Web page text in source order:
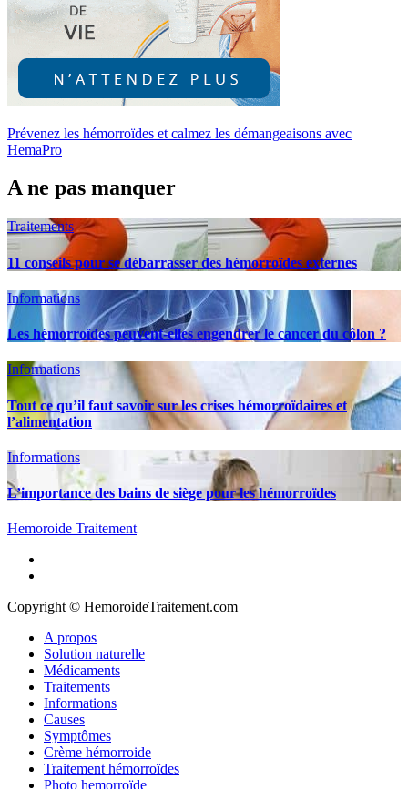
Prévenez les hémorroïdes et calmez les démangeaisons avec
HemaPro
A ne pas manquer
Traitements
11 conseils pour se débarrasser des hémorroïdes externes
Informations
Les hémorroïdes peuvent-elles engendrer le cancer du côlon ?
Informations
Tout ce qu’il faut savoir sur les crises hémorroïdaires et
l’alimentation
Informations
L’importance des bains de siège pour les hémorroïdes
Hemoroide Traitement
A propos
Solution naturelle
Médicaments
Traitements
Informations
Causes
Symptômes
Crème hémorroide
Traitement hémorroïdes
Photo hemorroïde